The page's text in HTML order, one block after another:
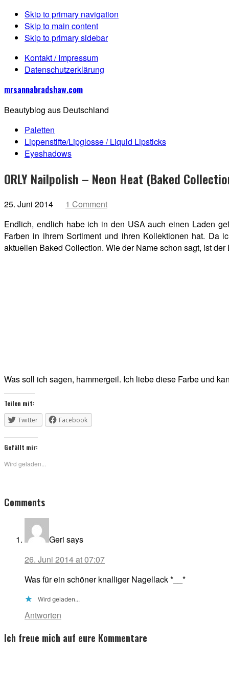
Skip to primary navigation
Skip to main content
Skip to primary sidebar
Kontakt / Impressum
Datenschutzerklärung
mrsannabradshaw.com
Beautyblog aus Deutschland
Paletten
Lippenstifte/Lipglosse / Liquid Lipsticks
Eyeshadows
ORLY Nailpolish – Neon Heat (Baked
25. Juni 2014
1 Comment
Endlich, endlich habe ich in den USA auch einen Laden
Farben in ihrem Sortiment und ihren Kollektionen hat. Da
aktuellen Baked Collection. Wie der Name schon sagt, ist
Was soll ich sagen, hammergeil. Ich liebe diese Farbe und
Teilen mit:
Twitter
Facebook
Gefällt mir:
Wird geladen...
Reader
Interactions
Comments
Geri says
26. Juni 2014 at 07:07
Was für ein schöner knalliger Nagellack *__*
Wird geladen...
Antworten
Ich freue mich auf eure Kommentare